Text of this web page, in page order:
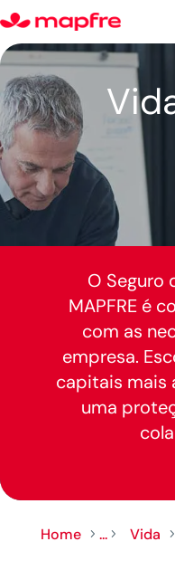
O Seguro
MAPFRE é
com as
empresa.
capitais mais
uma
Home 5 ... 5 Vida 5